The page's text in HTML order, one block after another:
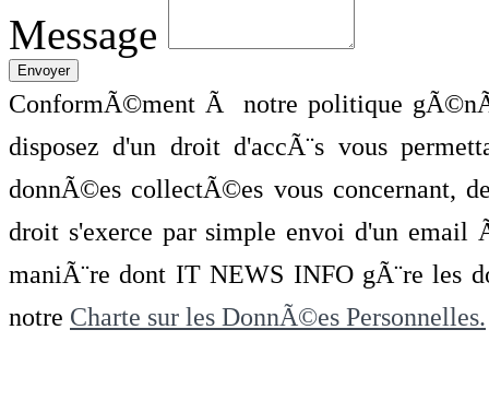
Message
ConformÃ©ment Ã notre politique
disposez d'un droit d'accÃ¨s vous
donnÃ©es collectÃ©es vous concernant,
droit s'exerce par simple envoi d'un
maniÃ¨re dont IT NEWS INFO gÃ¨re les
notre Charte sur les DonnÃ©es Personnelles.